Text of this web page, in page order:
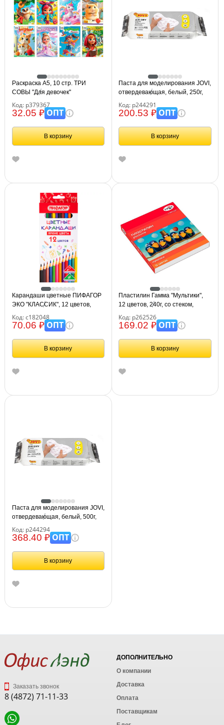
Раскраска А5, 10 стр. ТРИ
СОВЫ "Для девочек"
Код: р379367
32.05 ₽ОПТ
В корзину
Паста для моделирования JOVI,
отвердевающая, белый, 250г,
Код: р244291
200.53 ₽ОПТ
В корзину
Карандаши цветные ПИФАГОР
ЭКО "КЛАССИК", 12 цветов,
Код: с182048
70.06 ₽ОПТ
В корзину
Пластилин Гамма "Мультики",
12 цветов, 240г, со стеком,
Код: р262526
169.02 ₽ОПТ
В корзину
Паста для моделирования JOVI,
отвердевающая, белый, 500г,
Код: р244294
368.40 ₽ОПТ
В корзину
Заказать звонок
8 (4872) 71-11-33
ДОПОЛНИТЕЛЬНО
О компании
Доставка
Оплата
Поставщикам